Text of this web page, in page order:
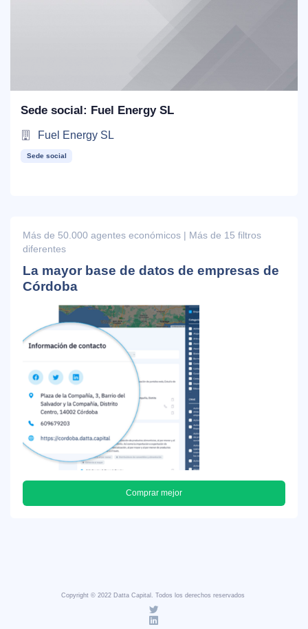
Sede social: Fuel Energy SL
Fuel Energy SL
Sede social
Más de 50.000 agentes económicos | Más de 15 filtros
diferentes
La mayor base de datos de empresas de
Córdoba
Comprar mejor
Copyright © 2022 Datta Capital. Todos los derechos reservados